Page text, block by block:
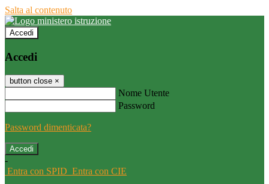
Salta al contenuto
Accedi
Accedi
button close ×
Nome Utente
Password
Password dimenticata?
-
Entra con SPID Entra con CIE